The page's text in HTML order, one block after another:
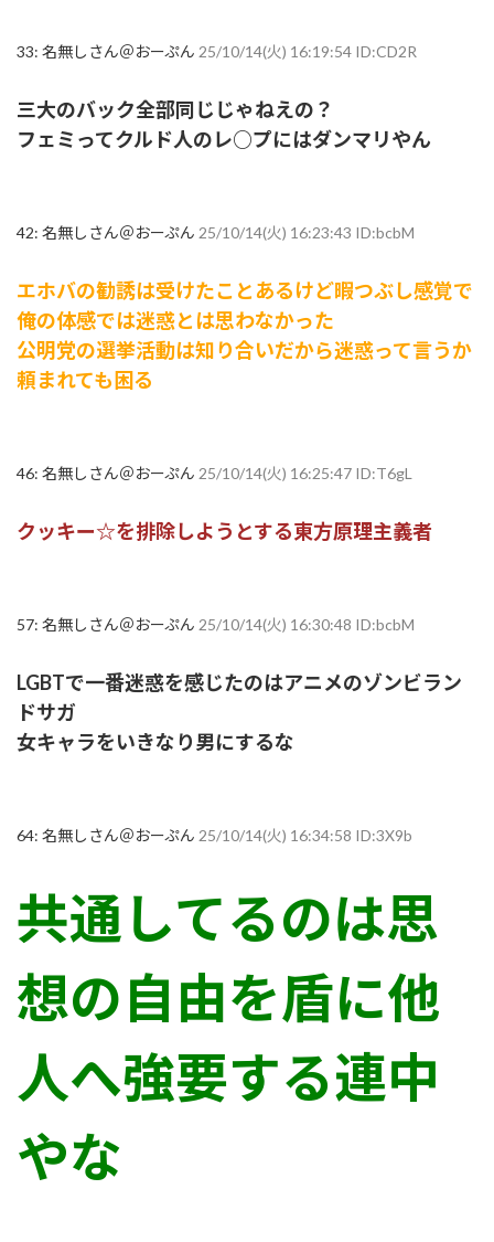
33: 名無しさん＠おーぷん 25/10/14(火) 16:19:54 ID:CD2R
三大のバック全部同じじゃねえの？
フェミってクルド人のレ○プにはダンマリやん
42: 名無しさん＠おーぷん 25/10/14(火) 16:23:43 ID:bcbM
エホバの勧誘は受けたことあるけど暇つぶし感覚で
俺の体感では迷惑とは思わなかった
公明党の選挙活動は知り合いだから迷惑って言うか
頼まれても困る
46: 名無しさん＠おーぷん 25/10/14(火) 16:25:47 ID:T6gL
クッキー☆を排除しようとする東方原理主義者
57: 名無しさん＠おーぷん 25/10/14(火) 16:30:48 ID:bcbM
LGBTで一番迷惑を感じたのはアニメのゾンビラン
ドサガ
女キャラをいきなり男にするな
64: 名無しさん＠おーぷん 25/10/14(火) 16:34:58 ID:3X9b
共通してるのは思
想の自由を盾に他
人へ強要する連中
やな